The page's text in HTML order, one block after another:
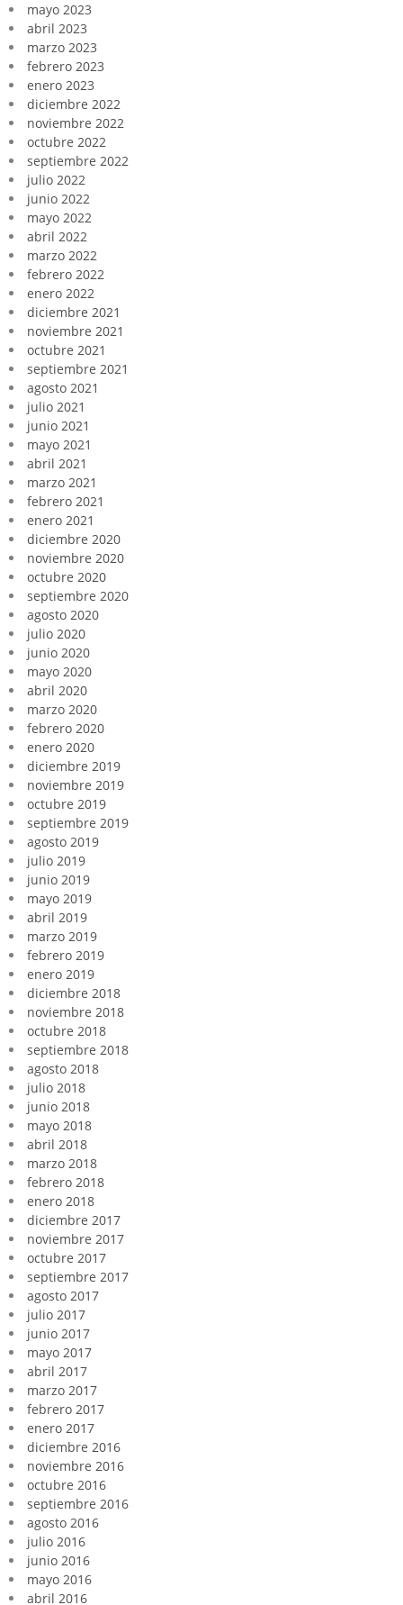
mayo 2023
abril 2023
marzo 2023
febrero 2023
enero 2023
diciembre 2022
noviembre 2022
octubre 2022
septiembre 2022
julio 2022
junio 2022
mayo 2022
abril 2022
marzo 2022
febrero 2022
enero 2022
diciembre 2021
noviembre 2021
octubre 2021
septiembre 2021
agosto 2021
julio 2021
junio 2021
mayo 2021
abril 2021
marzo 2021
febrero 2021
enero 2021
diciembre 2020
noviembre 2020
octubre 2020
septiembre 2020
agosto 2020
julio 2020
junio 2020
mayo 2020
abril 2020
marzo 2020
febrero 2020
enero 2020
diciembre 2019
noviembre 2019
octubre 2019
septiembre 2019
agosto 2019
julio 2019
junio 2019
mayo 2019
abril 2019
marzo 2019
febrero 2019
enero 2019
diciembre 2018
noviembre 2018
octubre 2018
septiembre 2018
agosto 2018
julio 2018
junio 2018
mayo 2018
abril 2018
marzo 2018
febrero 2018
enero 2018
diciembre 2017
noviembre 2017
octubre 2017
septiembre 2017
agosto 2017
julio 2017
junio 2017
mayo 2017
abril 2017
marzo 2017
febrero 2017
enero 2017
diciembre 2016
noviembre 2016
octubre 2016
septiembre 2016
agosto 2016
julio 2016
junio 2016
mayo 2016
abril 2016